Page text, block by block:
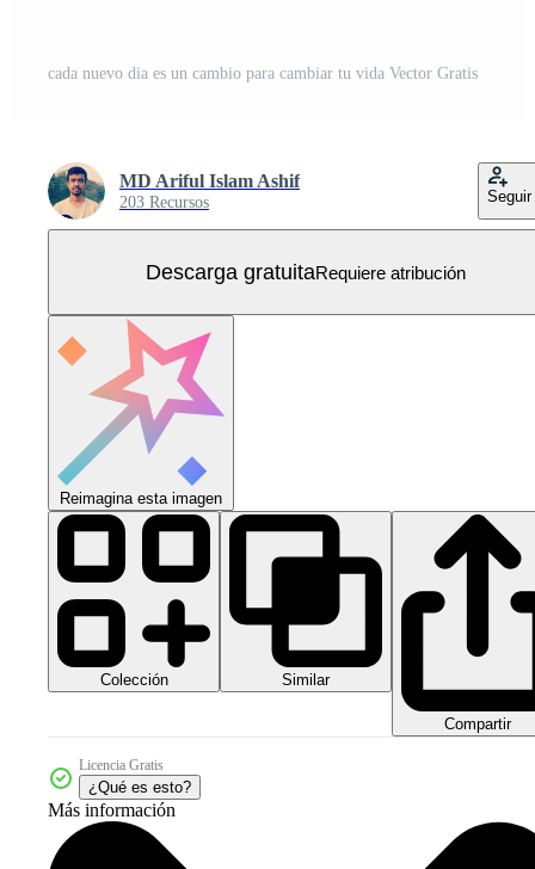
cada nuevo dia es un cambio para cambiar tu vida Vector Gratis
MD Ariful Islam Ashif
203 Recursos Seguir
Descarga gratuitaRequiere atribución
Reimagina esta imagen
Colección Similar
Compartir
Licencia Gratis
¿Qué es esto?
Más información